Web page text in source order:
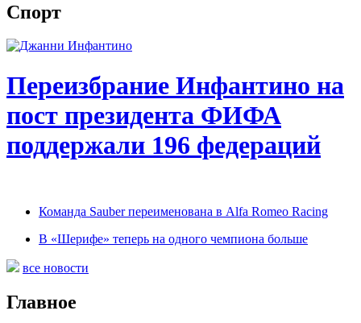
Спорт
Переизбрание Инфантино на
пост президента ФИФА
поддержали 196 федераций
Команда Sauber переименована в Alfa Romeo Racing
В «Шерифе» теперь на одного чемпиона больше
все новости
Главное